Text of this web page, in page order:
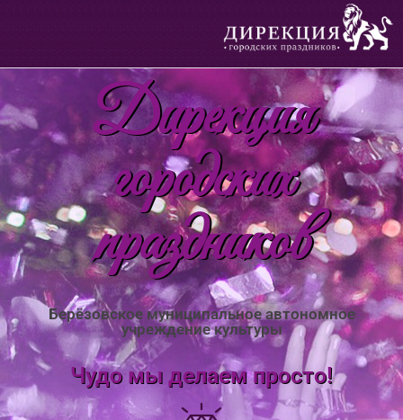
Дирекция
городских
праздников
Берёзовское муниципальное автономное
учреждение культуры
Чудо мы делаем просто!